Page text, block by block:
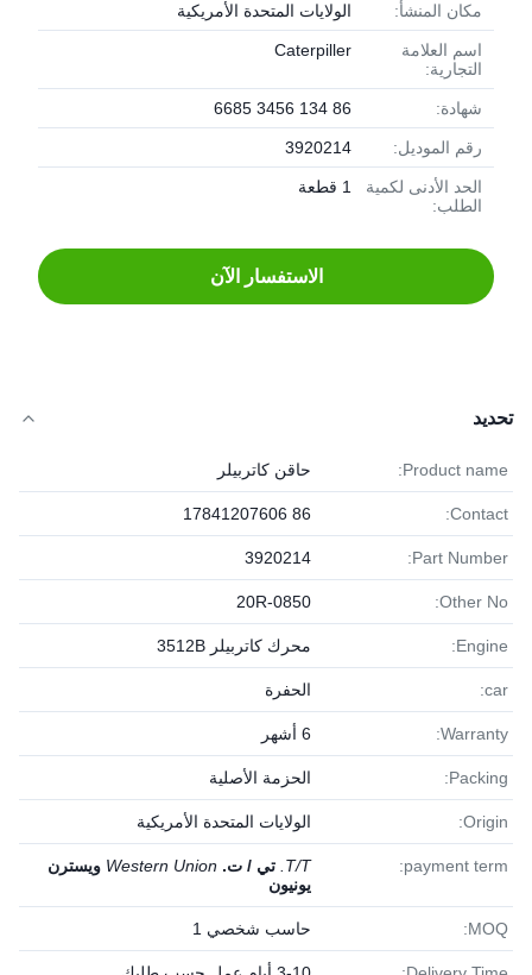
مكان المنشأ: الولايات المتحدة الأمريكية
اسم العلامة
التجارية:
Caterpiller
شهادة: 86 134 3456 6685
رقم الموديل: 3920214
الحد الأدنى لكمية
الطلب:
1 قطعة
الاستفسار الآن
تحديد
Product name: حاقن كاتربيلر
Contact:
86 17841207606
Part Number:
3920214
Other No:
20R-0850
Engine: محرك كاتربيلر 3512B
car: الحفرة
Warranty: 6 أشهر
Packing: الحزمة الأصلية
Origin: الولايات المتحدة الأمريكية
payment term:
T/T. تي / ت. Western Union ويسترن
يونيون
MOQ: حاسب شخصي 1